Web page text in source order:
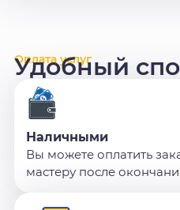
Оплата услуг
Удобный
Наличными
Вы можете оплатить
мастеру после